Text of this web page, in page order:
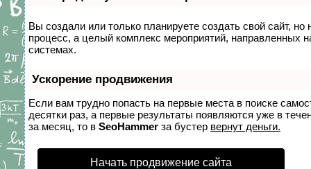
Вы создали или только планируете создать свой сайт,
процесс, а целый комплекс мероприятий, направленных
системах.
Ускорение продвижения
Если вам трудно попасть на первые места в поиске
десятки раз, а первые результаты появляются уже в
за месяц, то в SeoHammer за бустер вернут деньги.
Начать продвижение сайта